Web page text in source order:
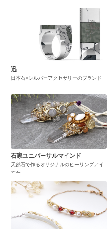
迅
日本石×シルバーアクセサリーのブランド
石家ユニバーサルマインド
天然石で作るオリジナルのヒーリングアイ
テム